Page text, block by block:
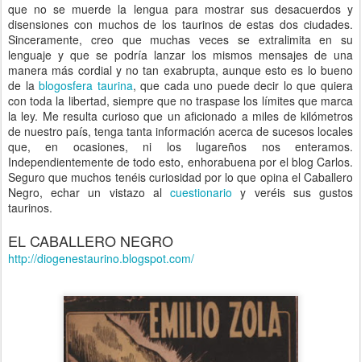
que no se muerde la lengua para mostrar sus desacuerdos y
disensiones con muchos de los taurinos de estas dos ciudades.
Sinceramente, creo que muchas veces se extralimita en su
lenguaje y que se podría lanzar los mismos mensajes de una
manera más cordial y no tan exabrupta, aunque esto es lo bueno
de lablogosfera taurina, que cada uno puede decir lo que quiera
con toda la libertad, siempre que no traspase los límites que marca
la ley. Me resulta curioso que un aficionado a miles de kilómetros
de nuestro país, tenga tanta información acerca de sucesos locales
que, en ocasiones, ni los lugareños nos enteramos.
Independientemente de todo esto, enhorabuena por el blog Carlos.
Seguro que muchos tenéis curiosidad por lo que opina el Caballero
Negro, echar un vistazo alcuestionario y veréis sus gustos
taurinos.
EL CABALLERO NEGRO
http://diogenestaurino.blogspot.com/